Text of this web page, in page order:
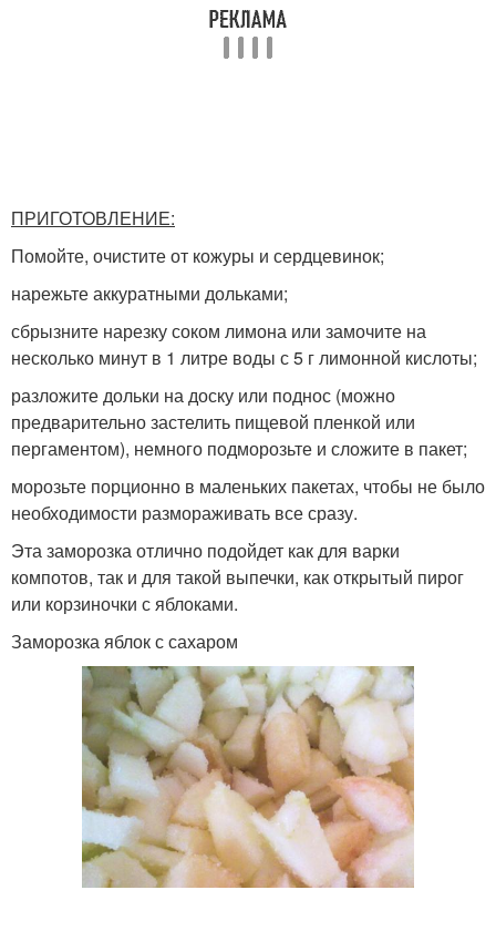
ПРИГОТОВЛЕНИЕ:
Помойте, очистите от кожуры и сердцевинок;
нарежьте аккуратными дольками;
сбрызните нарезку соком лимона или замочите на
несколько минут в 1 литре воды с 5 г лимонной кислоты;
разложите дольки на доску или поднос (можно
предварительно застелить пищевой пленкой или
пергаментом), немного подморозьте и сложите в пакет;
морозьте порционно в маленьких пакетах, чтобы не было
необходимости размораживать все сразу.
Эта заморозка отлично подойдет как для варки
компотов, так и для такой выпечки, как открытый пирог
или корзиночки с яблоками.
Заморозка яблок с сахаром